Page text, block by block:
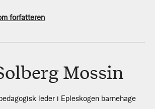
forfatteren
Mossin
leder i Epleskogen barnehage